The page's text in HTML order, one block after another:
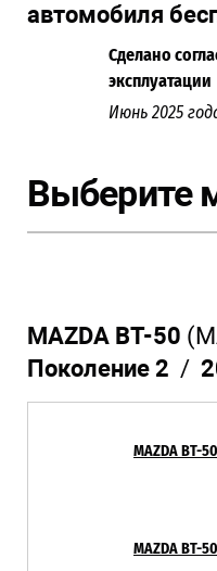
автомобиля
Сделано
эксплуатации
Июнь 2025
Выберите
MAZDA BT-50
Поколение 2 /
MAZDA BT-
MAZDA BT-